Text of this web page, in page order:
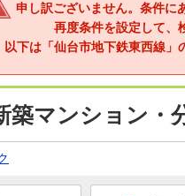
申し訳ございません。条件に
再度条件を設定して、
以下は「仙台市地下鉄東西線」
築マンション・